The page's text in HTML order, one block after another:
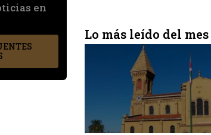
en
Lo más leído del mes